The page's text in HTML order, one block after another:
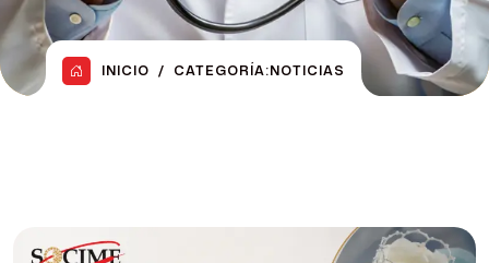
INICIO CATEGORÍA:NOTICIAS